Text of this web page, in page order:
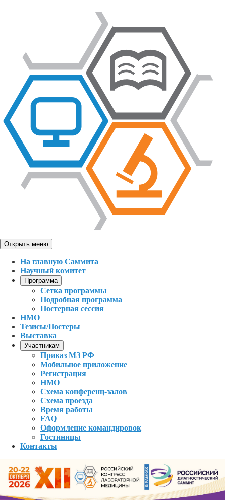
Открыть меню
На главную Саммита
Научный комитет
Программа
Сетка программы
Подробная программа
Постерная сессия
НМО
Тезисы/Постеры
Выставка
Участникам
Приказ МЗ РФ
Мобильное приложение
Регистрация
НМО
Схема конференц-залов
Схема проезда
Время работы
FAQ
Оформление командировок
Гостиницы
Контакты